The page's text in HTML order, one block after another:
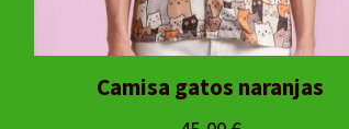
Camisa gatos naranjas